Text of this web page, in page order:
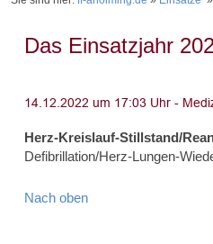
Das Einsatzjahr
Herz-Kreislauf-Stillstand/
Defibrillation/Herz-Lungen-
Nach oben